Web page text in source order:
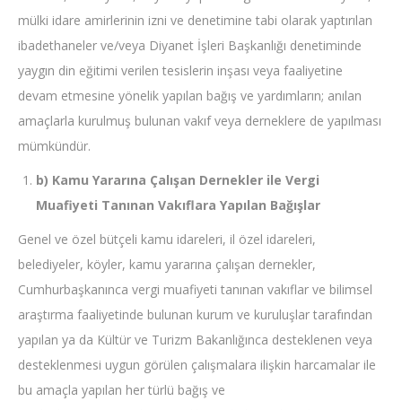
mülki idare amirlerinin izni ve denetimine tabi olarak yaptırılan
ibadethaneler ve/veya Diyanet İşleri Başkanlığı denetiminde
yaygın din eğitimi verilen tesislerin inşası veya faaliyetine
devam etmesine yönelik yapılan bağış ve yardımların; anılan
amaçlarla kurulmuş bulunan vakıf veya derneklere de yapılması
mümkündür.
b) Kamu Yararına Çalışan Dernekler ile Vergi
Muafiyeti Tanınan Vakıflara Yapılan Bağışlar
Genel ve özel bütçeli kamu idareleri, il özel idareleri,
belediyeler, köyler, kamu yararına çalışan dernekler,
Cumhurbaşkanınca vergi muafiyeti tanınan vakıflar ve bilimsel
araştırma faaliyetinde bulunan kurum ve kuruluşlar tarafından
yapılan ya da Kültür ve Turizm Bakanlığınca desteklenen veya
desteklenmesi uygun görülen çalışmalara ilişkin harcamalar ile
bu amaçla yapılan her türlü bağış ve